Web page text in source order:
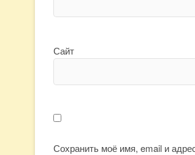
Сайт
Сохранить моё имя, email и